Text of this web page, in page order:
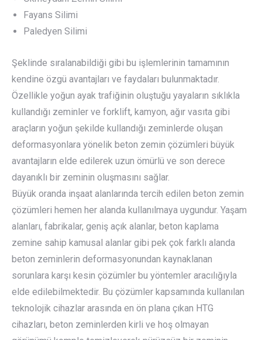
Fayans Silimi
Paledyen Silimi
Şeklinde sıralanabildiği gibi bu işlemlerinin tamamının
kendine özgü avantajları ve faydaları bulunmaktadır.
Özellikle yoğun ayak trafiğinin oluştuğu yayaların sıklıkla
kullandığı zeminler ve forklift, kamyon, ağır vasıta gibi
araçların yoğun şekilde kullandığı zeminlerde oluşan
deformasyonlara yönelik beton zemin çözümleri büyük
avantajların elde edilerek uzun ömürlü ve son derece
dayanıklı bir zeminin oluşmasını sağlar.
Büyük oranda inşaat alanlarında tercih edilen beton zemin
çözümleri hemen her alanda kullanılmaya uygundur. Yaşam
alanları, fabrikalar, geniş açık alanlar, beton kaplama
zemine sahip kamusal alanlar gibi pek çok farklı alanda
beton zeminlerin deformasyonundan kaynaklanan
sorunlara karşı kesin çözümler bu yöntemler aracılığıyla
elde edilebilmektedir. Bu çözümler kapsamında kullanılan
teknolojik cihazlar arasında en ön plana çıkan HTG
cihazları, beton zeminlerden kirli ve hoş olmayan